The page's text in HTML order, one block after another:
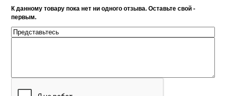
К данному товару пока нет ни одного отзыва. Оставьте свой -
первым.